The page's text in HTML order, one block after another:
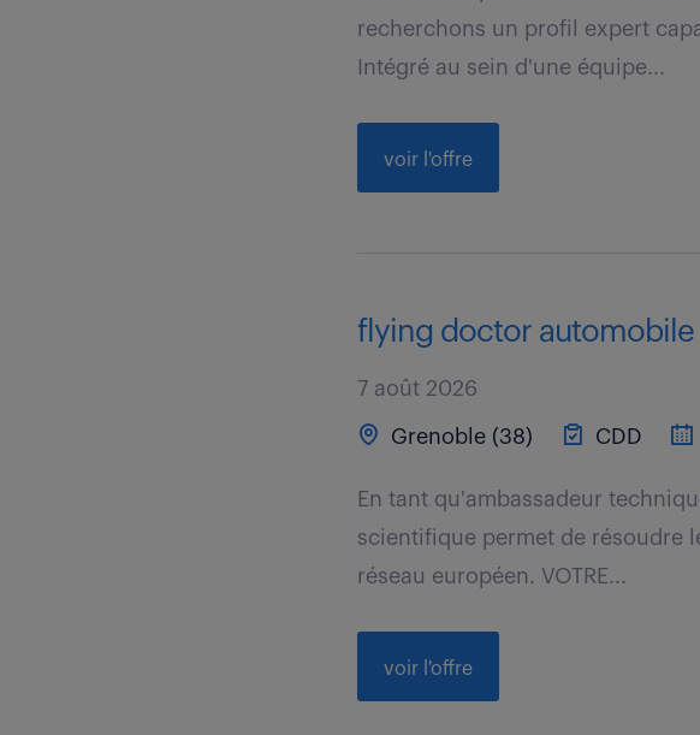
recherchons un profil expert
Intégré au sein d'une équipe...
voir l'offre
flying doctor automobile
7 août 2026
Grenoble (38) CDD
En tant qu'ambassadeur
scientifique permet de résoudre
réseau européen. VOTRE...
voir l'offre